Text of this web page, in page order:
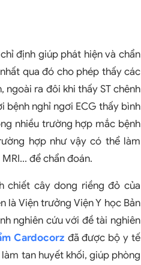
định giúp phát hiện và chẩn
qua đó cho phép thấy các
ngoài ra đôi khi thấy ST chênh
bệnh nghỉ ngơi ECG thấy bình
nhiều trường hợp mắc bệnh
hợp như vậy có thể làm
để chẩn đoán.
chiết cây dong riềng đỏ của
là Viện trưởng Viện Y học Bản
nghiên cứu với đề tài nghiên
Cardocorz đã được bộ y tế
tan huyết khối, giúp phòng